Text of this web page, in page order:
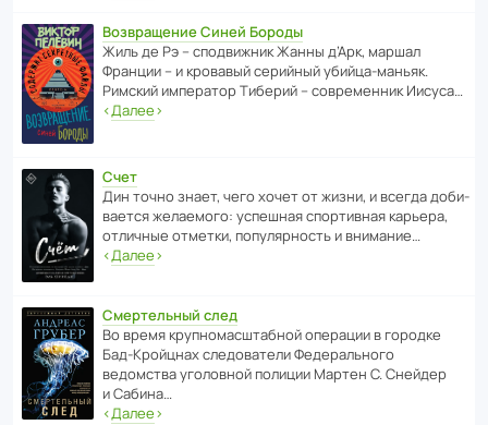
Возвращение Синей Бороды
Жиль де Рэ – спод­ви­жник Жанны д’Арк, маршал
Франции – и кровавый серийный убийца-маньяк.
Римский импе­ратор Тиберий – совре­менник Иисуса…
‹Далее›
Счет
Дин точно знает, чего хочет от жизни, и всегда доби­
ва­ется жела­е­мого: успе­шная спор­ти­вная карьера,
отли­чные отметки, попу­ля­р­ность и внимание…
‹Далее›
Смертельный след
Во время круп­но­мас­ш­та­бной операции в городке
Бад‑Крой­цнах следо­ва­тели Феде­раль­ного
ведомства уголо­вной полиции Мартен С. Снейдер
и Сабина…
‹Далее›